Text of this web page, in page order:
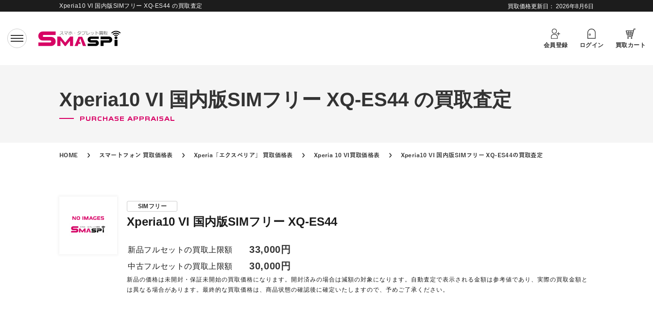
買取価格更新日： 2026年8月6日
Xperia10 VI 国内版SIMフリー XQ-ES44 の買取査定
会員登録 ログイン 買取カート
Xperia10 VI 国内版SIMフリー XQ-ES44 の買取査定
PURCHASE APPRAISAL
HOME スマートフォン 買取価格表 Xperia「エクスペリア」 買取価格表 Xperia 10 VI買取価格表 Xperia10 VI 国内版SIMフリー XQ-ES44の買取査定
SIMフリー
Xperia10 VI 国内版SIMフリー XQ-ES44
新品フルセットの買取上限額 33,000円
中古フルセットの買取上限額 30,000円
新品の価格は未開封・保証未開始の買取価格になります。開封済みの場合は減額の対象になります。自動査定で表示される金額は参考値であり、実際の買取金額と
は異なる場合があります。最終的な買取価格は、商品状態の確認後に確定いたしますので、予めご了承ください。